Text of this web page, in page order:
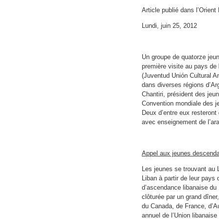
Article publié dans
Lundi, juin 25, 2012
Un groupe de quatorze
première visite au pays
(Juventud Unión Cultural
dans diverses régions
Chantiri, président des
Convention mondiale des
Deux d’entre eux
avec enseignement de
Appel aux jeunes
Les jeunes se trouvant au
Liban à partir de leur pays
d’ascendance libanaise
clôturée par un grand
du Canada, de France,
annuel de l’Union